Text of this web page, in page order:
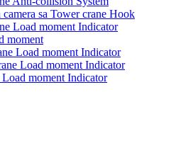
camera sa Tower crane Hook
Load moment Indicator
moment
Load moment Indicator
Load moment Indicator
moment Indicator